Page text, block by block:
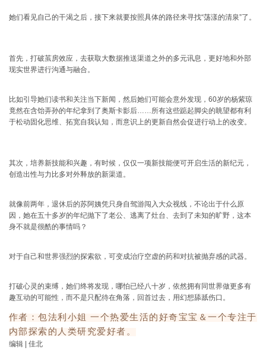
她们看见自己的干渴之后，接下来就要按照具体的路径来寻找“荡漾的清泉”了。
首先，打破茧房效应，去获取大数据推送渠道之外的多元讯息，更好地和外部
现实世界进行沟通与融合。
比如引导她们读书和关注当下新闻，然后她们可能会意外发现，60岁的杨紫琼
竟然在含饴弄孙的年纪拿到了奥斯卡影后…… 所有这些踮起脚尖的眺望都有利
于松动固化思维、拓宽自我认知，而意识上的更新自然会促进行动上的改变。
其次，培养新技能和兴趣，有时候，仅仅一项新技能便可开启生活的新纪元，
创造出性与力比多对外释放的新渠道。
就像前两年，退休后的苏阿姨凭只身自驾游闯入大众视线，不论出于什么原
因，她在五十多岁的年纪抛下了老公、逃离了灶台、去到了未知的旷野，这本
身不就是很酷的事情吗？
对于自己和世界强烈的探索欲，可变成治疗空虚的药和对抗被抛弃感的武器。
打破心灵的束缚，她们终将发现，哪怕已经八十岁，依然拥有同世界做更多有
趣互动的可能性，而不是只配待在角落，回首过去，用幻想舔舐伤口。
作者：包法利小姐一个热爱生活的好奇宝宝＆一个专注于
内部探索的人类研究爱好者。
编辑 | 佳北